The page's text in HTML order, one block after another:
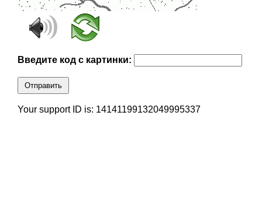
Введите код с картинки:
Отправить
Your support ID is: 14141199132049995337